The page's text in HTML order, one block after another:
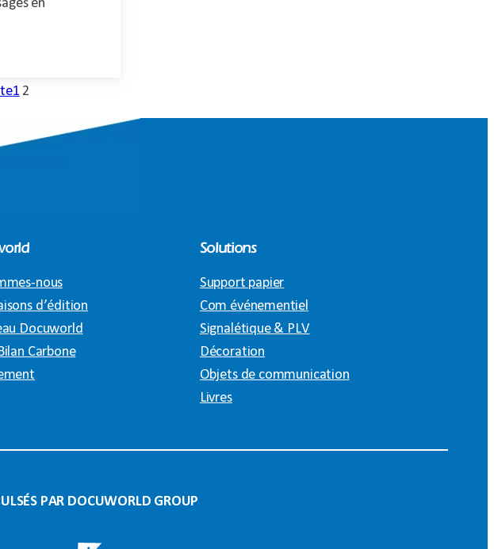
en
1 2
nous
d’édition
Docuworld
Carbone
Solutions
Support papier
Com événementiel
Signalétique & PLV
Décoration
Objets de communication
Livres
PAR DOCUWORLD GROUP